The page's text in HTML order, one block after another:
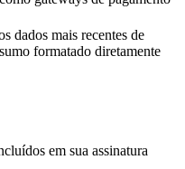
dados mais recentes de
formatado diretamente
em sua assinatura